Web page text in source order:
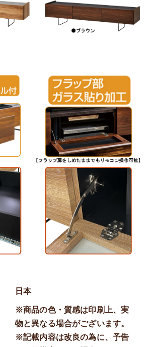
日本
※商品の色・質感は印刷上、実
物と異なる場合がございます。
※記載内容は改良の為に、予告